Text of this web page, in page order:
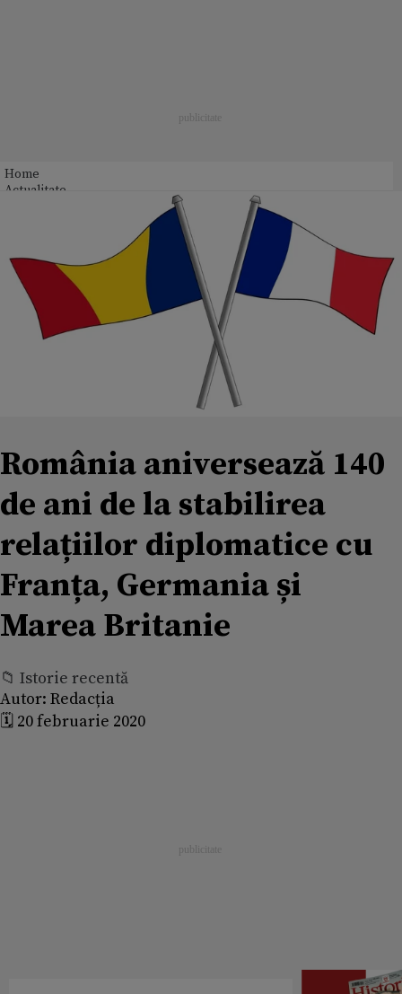
Home
Actualitate
România aniversează 140
de ani de la stabilirea
relațiilor diplomatice cu
Franța, Germania și
Marea Britanie
📁 Istorie recentă
Autor: Redacția
🗓️ 20 februarie 2020